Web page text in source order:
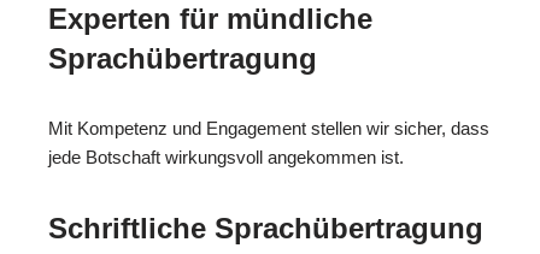
Experten für mündliche
Sprachübertragung
Mit Kompetenz und Engagement stellen wir sicher, dass
jede Botschaft wirkungsvoll angekommen ist.
Schriftliche Sprachübertragung